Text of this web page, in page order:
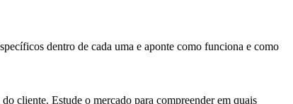
dentro de cada uma e aponte como funciona e como
cliente. Estude o mercado para compreender em quais